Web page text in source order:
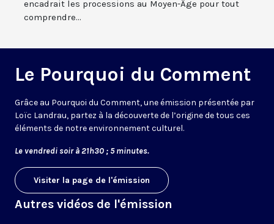
encadrait les processions au Moyen-Âge pour tout
comprendre...
Le Pourquoi du Comment
Grâce au Pourquoi du Comment, une émission présentée par
Loïc Landrau, partez à la découverte de l’origine de tous ces
éléments de notre environnement culturel.
Le vendredi soir à 21h30 ; 5 minutes.
Visiter la page de l'émission
Autres vidéos de l'émission